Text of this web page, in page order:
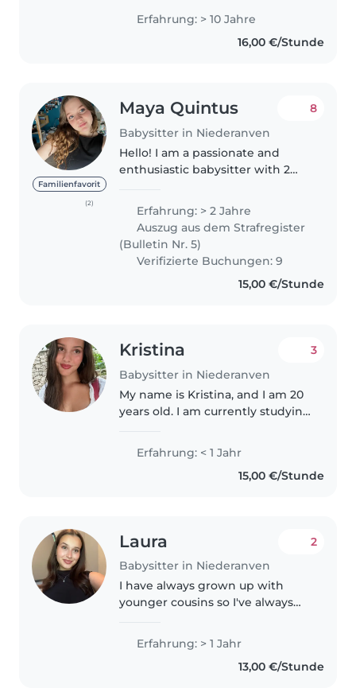
drôle, je propose aussi la lecture,
la musique et les langues.
Erfahrung: > 10 Jahre
16,00 €/Stunde
Familienfavorit
(2)
Maya Quintus
Babysitter in Niederanven
8
Hello! I am a passionate and
enthusiastic babysitter with 2
toddlers, preschoolers and
babies. I am fluent in English,
French, German and
Luxembourgish, which..
Erfahrung: > 2 Jahre
Auszug aus dem Strafregister
(Bulletin Nr. 5)
Verifizierte Buchungen: 9
15,00 €/Stunde
Kristina
Babysitter in Niederanven
3
My name is Kristina, and I am 20
years old. I am currently studying
summer, however, I am back
home and available for childcare
Erfahrung: < 1 Jahr
15,00 €/Stunde
Laura
Babysitter in Niederanven
2
I have always grown up with
younger cousins so I've always
year old niece whom I take care
of regularly. I love kids with my
whole heart and love..
Erfahrung: > 1 Jahr
13,00 €/Stunde